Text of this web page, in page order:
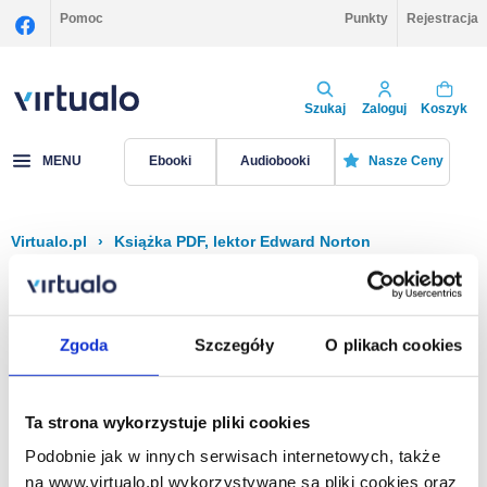
Zgoda Szczegóły O plikach cookies
Ta strona wykorzystuje pliki cookies
Podobnie jak w innych serwisach internetowych, także
na www.virtualo.pl wykorzystywane są pliki cookies oraz
Pomoc Punkty Rejestracja
Szukaj Zaloguj Koszyk
MENU Ebooki Audiobooki Nasze Ceny
Virtualo.pl › Książka PDF, lektor Edward Norton
Filtruj Sortuj
Na stronie